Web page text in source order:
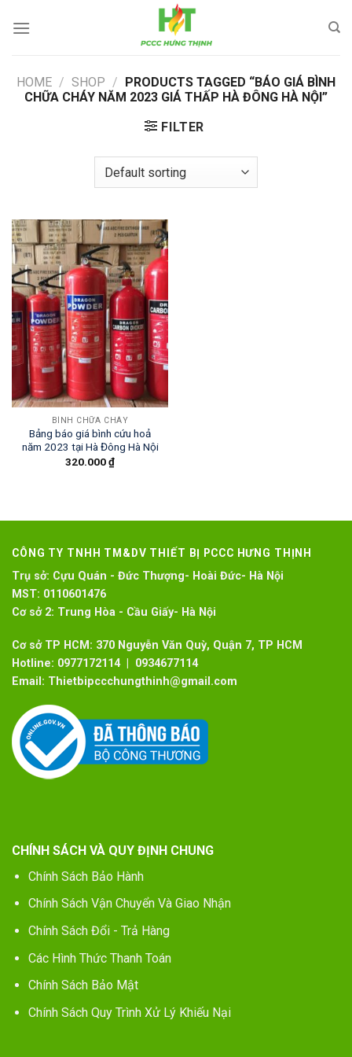
HOME / SHOP / PRODUCTS TAGGED “BÁO GIÁ BÌNH
CHỮA CHÁY NĂM 2023 GIÁ THẤP HÀ ĐÔNG HÀ NỘI”
FILTER
BÌNH CHỮA CHÁY
Bảng báo giá bình cứu hoả
năm 2023 tại Hà Đông Hà Nội
320.000₫
CÔNG TY TNHH TM&DV THIẾT BỊ PCCC HƯNG THỊNH
Trụ sở: Cựu Quán - Đức Thượng- Hoài Đức- Hà Nội
MST: 0110601476
Cơ sở 2: Trung Hòa - Cầu Giấy- Hà Nội
Cơ sở TP HCM: 370 Nguyễn Văn Quỳ, Quận 7, TP HCM
Hotline: 0977172114 | 0934677114
Email: Thietbipccchungthinh@gmail.com
CHÍNH SÁCH VÀ QUY ĐỊNH CHUNG
Chính Sách Bảo Hành
Chính Sách Vận Chuyển Và Giao Nhận
Chính Sách Đổi - Trả Hàng
Các Hình Thức Thanh Toán
Chính Sách Bảo Mật
Chính Sách Quy Trình Xử Lý Khiếu Nại